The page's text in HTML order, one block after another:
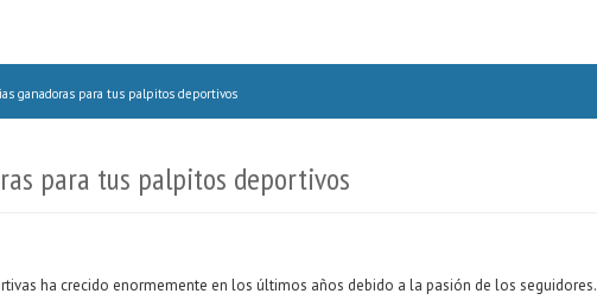
ganadoras para tus palpitos deportivos
para tus palpitos deportivos
ha crecido enormemente en los últimos años debido a la pasión de los seguidores.